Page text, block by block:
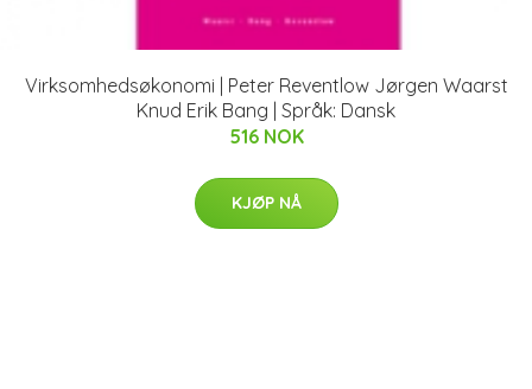
Virksomhedsøkonomi | Peter Reventlow Jørgen Waarst
Knud Erik Bang | Språk: Dansk
516 NOK
KJØP NÅ